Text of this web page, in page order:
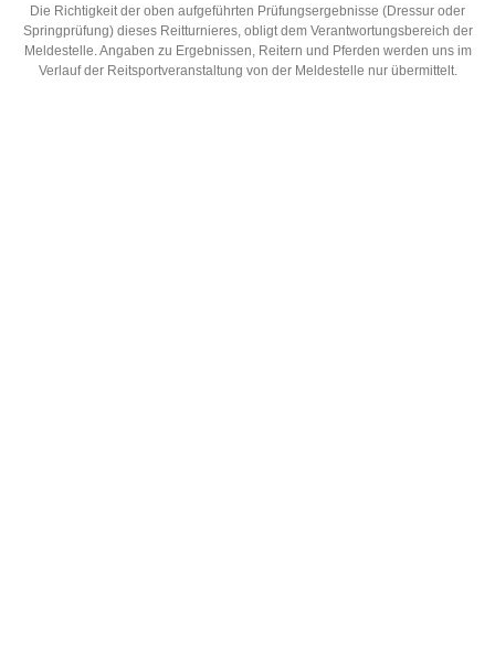
Die Richtigkeit der oben aufgeführten Prüfungsergebnisse (Dressur oder
Springprüfung) dieses Reitturnieres, obligt dem Verantwortungsbereich der
Meldestelle. Angaben zu Ergebnissen, Reitern und Pferden werden uns im
Verlauf der Reitsportveranstaltung von der Meldestelle nur übermittelt.